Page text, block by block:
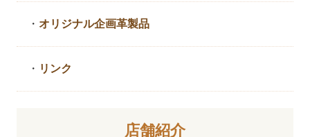
・ オリジナル企画革製品
・ リンク
店舗紹介